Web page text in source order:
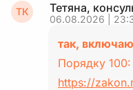
ТК Тетяна,
06.08.2026 |
так,
Порядку 100:
https://